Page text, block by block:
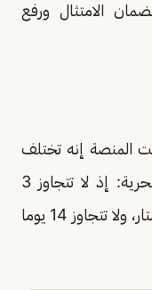
الامتثال ورفع
المنصة إنه تختلف
مدة الإبحار حسب طول الواسطة البحرية: إذ لا تتجاوز 3
أيام للوسائط التي يقل طولها عن 9 أمتار، ولا تتجاوز 14 يوما